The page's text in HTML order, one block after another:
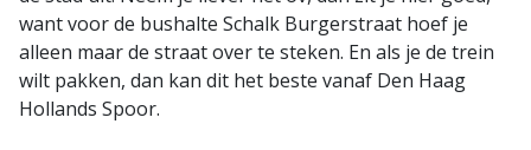
want voor de bushalte Schalk Burgerstraat hoef je
alleen maar de straat over te steken. En als je de trein
wilt pakken, dan kan dit het beste vanaf Den Haag
Hollands Spoor.